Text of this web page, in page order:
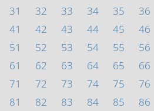
31
32 33 34 35 36
41
42 43 44 45 46
51
52 53 54 55 56
61
62 63 64 65 66
71
72 73 74 75 76
81
82 83 84 85 86